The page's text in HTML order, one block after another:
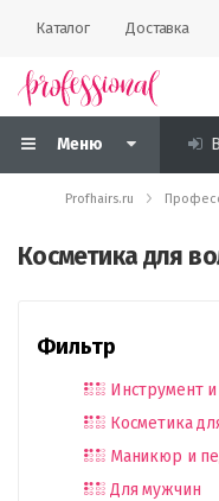
Каталог Доставка
Меню
Profhairs.ru
Косметика для
Фильтр
Инструмент
Косметика
Маникюр и
Для мужчин